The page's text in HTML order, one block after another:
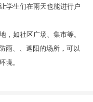
学生们在雨天也能进行户
，如社区广场、集市等。
雨、、遮阳的场所，可以
境。